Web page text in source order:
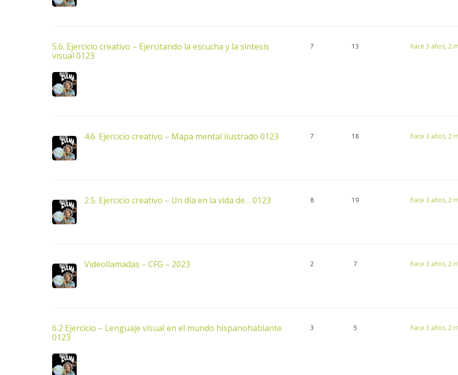
5.6. Ejercicio creativo – Ejercitando la escucha y la síntesis
visual 0123
7 13 hace 3 años, 2
4.6. Ejercicio creativo – Mapa mental ilustrado 0123 7 18 hace 3 años, 2
2.5. Ejercicio creativo – Un día en la vida de… 0123 8 19 hace 3 años, 2
Videollamadas – CFG – 2023 2 7 hace 3 años, 2
6.2 Ejercicio – Lenguaje visual en el mundo hispanohablante
0123
3 5 hace 3 años, 2